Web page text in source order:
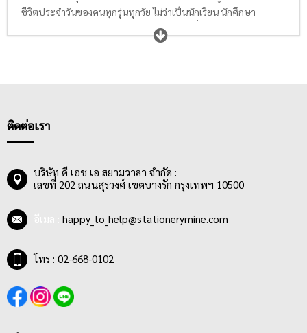
ชีวิตประจำวันของคนทุกรุ่นทุกวัย ไม่ว่าเป็นนักเรียน นักศึกษา
พนักงานออฟฟิศ ตลอดจนถึงเจ้าของกิจการ ที่นอกจากจะใช้เขียน
บันทึกเรื่องราวต่างๆที่เกิดขึ้นแล้ว ยังสามารถใช้เซ็นเอกสารสำคัญ และ
เขียนลื่น หมึกไม่ขาดตอน ด้ามปากกาจับกระชับมือ มี
อ่านและเข้าใจง่ายด้วยการใช้สีปากกาที่หลากหลายในการสร้างโน๊ต
เตือนความจำของวิชานั้นๆ
ความน่าเชื่อถือแก่ผู้ใช้
ปากกาหมึกซึม
เอกลักษณ์ไม่เหมือนใคร ทำให้ลายมือหรือลายเซ็นต์สวยงามและจำได้
ง่าย
รักงานออกแบบ ทำให้แบบภาพมีความเด่นชัดและสื่อสารได้ง่าย
ติดต่อเรา
บริษัท ดี เอช เอ สยามวาลา จำกัด :
เลขที่ 202 ถนนสุรวงศ์ เขตบางรัก กรุงเทพฯ 10500
happy_to_help@stationerymine.com
โทร : 02-668-0102